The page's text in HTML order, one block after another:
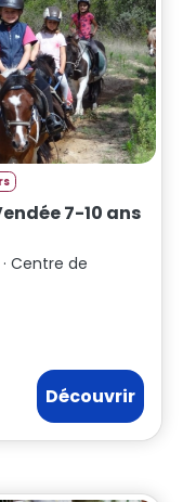
7-10 ans
Centre de
Découvrir